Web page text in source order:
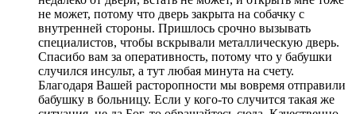
не может, потому что дверь закрыта на собачку с
внутренней стороны. Пришлось срочно вызывать
специалистов, чтобы вскрывали металлическую дверь.
Спасибо вам за оперативность, потому что у бабушки
случился инсульт, а тут любая минута на счету.
Благодаря Вашей расторопности мы вовремя отправили
бабушку в больницу. Если у кого-то случится такая же